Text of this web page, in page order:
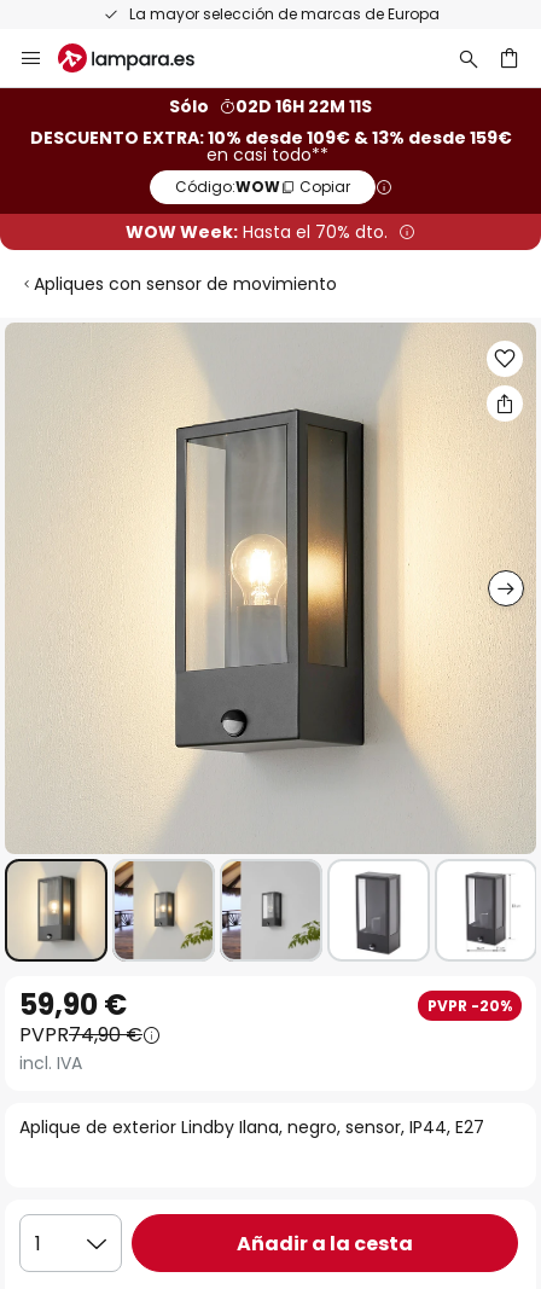
La mayor selección de marcas de Europa
al
Sólo
02D 16H 22M 11S
DESCUENTO EXTRA: 10% desde 109€ & 13% desde 159€
en casi todo**
Código:WOW Copiar
WOW Week: Hasta el 70% dto.
Apliques con sensor de movimiento
Saltar
galería
comienzo
de
galería
Aplique de exterior Lindby Ilana, negro, sensor, IP44, E27
59,90 € PVPR -20%
PVPR74,90 €
incl. IVA
1 Añadir a la cesta